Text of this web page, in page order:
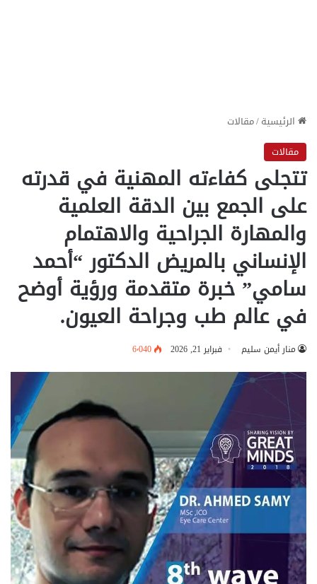
الرئيسية/مقالات
مقالات
تتجلى كفاءته المهنية في قدرته
على الجمع بين الدقة العلمية
والمهارة الجراحية والاهتمام
الإنساني بالمريض الدكتور “أحمد
سامي” خبرة متقدمة ورؤية أوضح
في عالم طب وجراحة العيون.
منار أيمن سليم فبراير 21, 2026 6٬040